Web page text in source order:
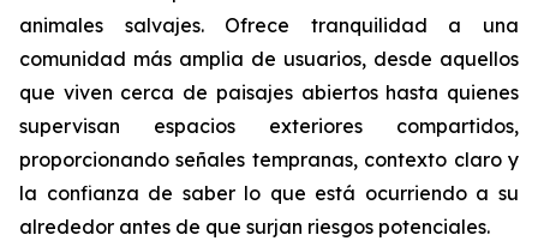
animales salvajes. Ofrece tranquilidad a una
comunidad más amplia de usuarios, desde aquellos
que viven cerca de paisajes abiertos hasta quienes
supervisan espacios exteriores compartidos,
proporcionando señales tempranas, contexto claro y
la confianza de saber lo que está ocurriendo a su
alrededor antes de que surjan riesgos potenciales.